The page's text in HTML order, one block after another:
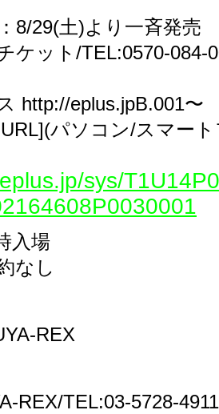
8/29(土)より一斉発売
ケット/TEL:0570-084-
http://eplus.jpB.001〜
パソコン/スマー
sys/
入場
なし
REX
REX/TEL:03-5728-4911